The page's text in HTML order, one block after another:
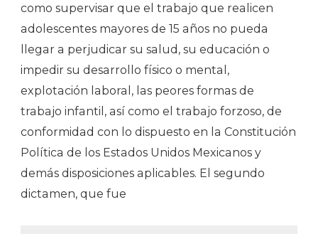
como supervisar que el trabajo que realicen
adolescentes mayores de 15 años no pueda
llegar a perjudicar su salud, su educación o
impedir su desarrollo físico o mental,
explotación laboral, las peores formas de
trabajo infantil, así como el trabajo forzoso, de
conformidad con lo dispuesto en la Constitución
Política de los Estados Unidos Mexicanos y
demás disposiciones aplicables. El segundo
dictamen, que fue